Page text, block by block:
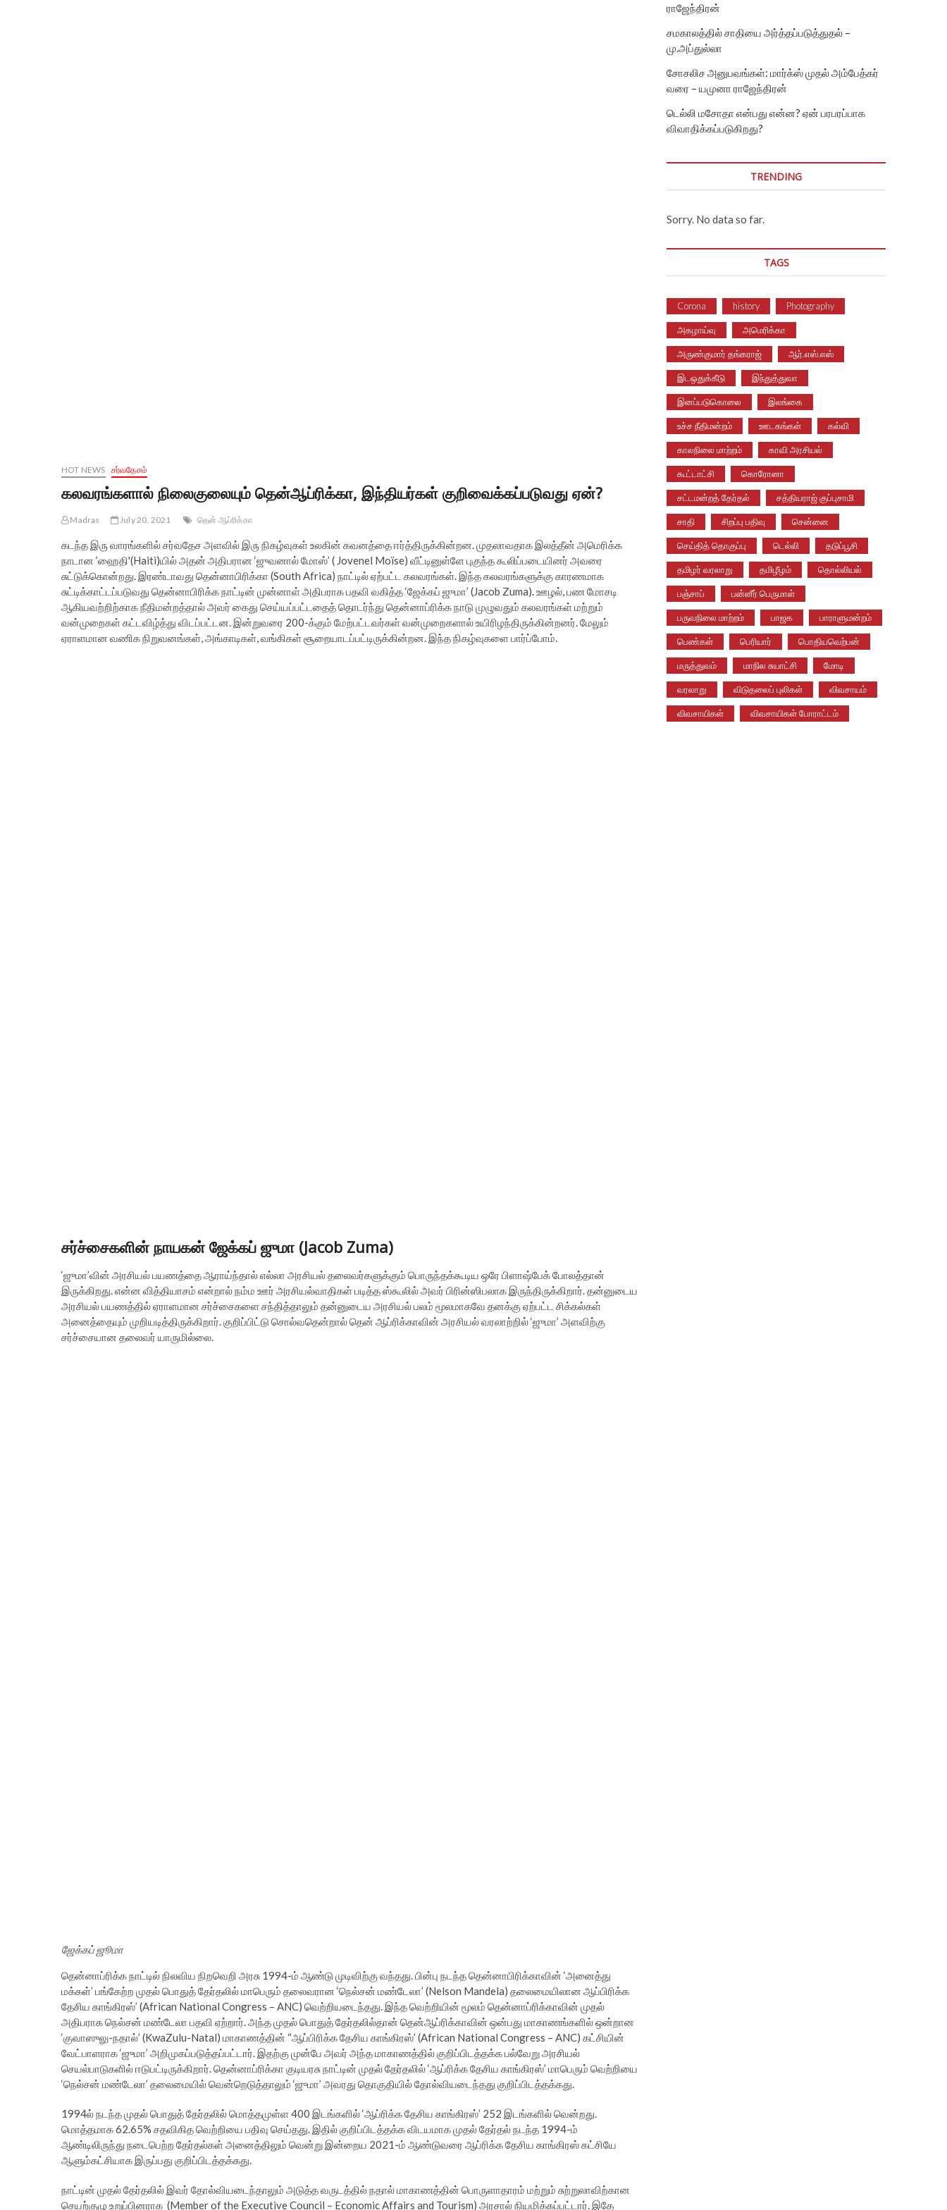
HOT NEWS சர்வதேசம்
கலவரங்களால் நிலைகுலையும் தென்ஆப்ரிக்கா, இந்தியர்கள் குறிவைக்கப்படுவது ஏன்?
Madras July 20, 2021 தென் ஆப்ரிக்கா
கடந்த இரு வாரங்களில் சர்வதேச அளவில் இரு நிகழ்வுகள் உலகின் கவனத்தை ஈர்த்திருக்கின்றன. முதலாவதாக இலத்தீன் அமெரிக்க
நாடான ‘ஹைதி'(Haiti)யில் அதன் அதிபரான ‘ஜுவனால் மோஸ்’ ( Jovenel Moïse) வீட்டினுள்ளே புகுந்த கூலிப்படையினர் அவரை
சுட்டுக்கொன்றது. இரண்டாவது தென்னாபிரிக்கா (South Africa) நாட்டில் ஏற்பட்ட கலவரங்கள். இந்த கலவரங்களுக்கு காரணமாக
சுட்டிக்காட்டப்படுவது தென்னாபிரிக்க நாட்டின் முன்னாள் அதிபராக பதவி வகித்த ‘ஜேக்கப் ஜுமா’ (Jacob Zuma). ஊழல், பண மோசடி
ஆகியவற்றிற்காக நீதிமன்றத்தால் அவர் கைது செய்யப்பட்டதைத் தொடர்ந்து தென்னாப்ரிக்க நாடு முழுவதும் கலவரங்கள் மற்றும்
வன்முறைகள் கட்டவிழ்த்து விடப்பட்டன. இன்றுவரை 200-க்கும் மேற்பட்டவர்கள் வன்முறைகளால் உயிரிழந்திருக்கின்றனர். மேலும்
ஏராளமான வணிக நிறுவனங்கள், அங்காடிகள், வங்கிகள் சூறையாடப்பட்டிருக்கின்றன. இந்த நிகழ்வுகளை பார்ப்போம்.
சர்ச்சைகளின் நாயகன் ஜேக்கப் ஜுமா (Jacob Zuma)
‘ஜுமா’வின் அரசியல் பயணத்தை ஆராய்ந்தால் எல்லா அரசியல் தலைவர்களுக்கும் பொருந்தக்கூடிய ஒரே பிளாஷ்பேக் போலத்தான்
இருக்கிறது. என்ன வித்தியாசம் என்றால் நம்ம ஊர் அரசியல்வாதிகள் படித்த ஸ்கூலில் அவர் பிரின்ஸிபலாக இருந்திருக்கிறார். தன்னுடைய
அரசியல் பயணத்தில் ஏராளமான சர்ச்சைகளை சந்தித்தாலும் தன்னுடைய அரசியல் பலம் மூலமாகவே தனக்கு ஏற்பட்ட சிக்கல்கள்
அனைத்தையும் முறியடித்திருக்கிறார். குறிப்பிட்டு சொல்வதென்றால் தென் ஆப்ரிக்காவின் அரசியல் வரலாற்றில் ‘ஜுமா’ அளவிற்கு
சர்ச்சையான தலைவர் யாருமில்லை.
ஜேக்கப் ஜூமா
தென்னாப்ரிக்க நாட்டில் நிலவிய நிறவெறி அரசு 1994-ம் ஆண்டு முடிவிற்கு வந்தது. பின்பு நடந்த தென்னாபிரிக்காவின் ‘அனைத்து
மக்கள்’ பங்கேற்ற முதல் பொதுத் தேர்தலில் மாபெரும் தலைவரான ‘நெல்சன் மண்டேலா’ (Nelson Mandela) தலைமையிலான ஆப்பிரிக்க
தேசிய காங்கிரஸ்’ (African National Congress – ANC) வெற்றியடைந்தது. இந்த வெற்றியின் மூலம் தென்னாப்ரிக்காவின் முதல்
அதிபராக நெல்சன் மண்டேலா பதவி ஏற்றார். அந்த முதல் பொதுத் தேர்தலில்தான் தென்ஆப்ரிக்காவின் ஒன்பது மாகாணங்களில் ஒன்றான
‘குவாஸுலு-நதால்’ (KwaZulu-Natal) மாகாணத்தின் “ஆப்பிரிக்க தேசிய காங்கிரஸ்’ (African National Congress – ANC) கட்சியின்
வேட்பாளராக ‘ஜுமா’ அறிமுகப்படுத்தப்பட்டார். இதற்கு முன்பே அவர் அந்த மாகாணத்தில் குறிப்பிடத்தக்க பல்வேறு அரசியல்
செயல்பாடுகளில் ஈடுபட்டிருக்கிறார். தென்னாப்ரிக்கா குடியரசு நாட்டின் முதல் தேர்தலில் ‘ஆப்ரிக்க தேசிய காங்கிரஸ்’ மாபெரும் வெற்றியை
‘நெல்சன் மண்டேலா’ தலைமையில் வென்றெடுத்தாலும் ‘ஜுமா’ அவரது தொகுதியில் தோல்வியடைந்தது குறிப்பிடத்தக்கது.
1994ல் நடந்த முதல் பொதுத் தேர்தலில் மொத்தமுள்ள 400 இடங்களில் ‘ஆப்ரிக்க தேசிய காங்கிரஸ்’ 252 இடங்களில் வென்றது.
மொத்தமாக 62.65% சதவிகித வெற்றியை பதிவு செய்தது. இதில் குறிப்பிடத்தக்க விடயமாக முதல் தேர்தல் நடந்த 1994-ம்
ஆண்டிலிருந்து நடைபெற்ற தேர்தல்கள் அனைத்திலும் வென்று இன்றைய 2021-ம் ஆண்டுவரை ஆப்ரிக்க தேசிய காங்கிரஸ் கட்சியே
ஆளும்கட்சியாக இருப்பது குறிப்பிடத்தக்கது.
நாட்டின் முதல் தேர்தலில் இவர் தோல்வியடைந்தாலும் அடுத்த வருடத்தில் நதால் மாகாணத்தின் பொருளாதாரம் மற்றும் சுற்றுலாவிற்கான
செயற்குழு உறுப்பினராக (Member of the Executive Council – Economic Affairs and Tourism) அரசால் நியமிக்கப்பட்டார். இதே
ராஜேந்திரன்
சமகாலத்தில் சாதியை அர்த்தப்படுத்துதல் –
மு.அப்துல்லா
சோசலிச அனுபவங்கள்: மார்க்ஸ் முதல் அம்பேத்கர்
வரை – யமுனா ராஜேந்திரன்
டெல்லி மசோதா என்பது என்ன? ஏன் பரபரப்பாக
விவாதிக்கப்படுகிறது?
TRENDING
Sorry. No data so far.
TAGS
Corona history Photography
அகழாய்வு அமெரிக்கா
அருண்குமார் தங்கராஜ் ஆர்.எஸ்.எஸ்
இடஒதுக்கீடு இந்துத்துவா
இனப்படுகொலை இலங்கை
உச்ச நீதிமன்றம் ஊடகங்கள் கல்வி
காலநிலை மாற்றம் காவி அரசியல்
கூட்டாட்சி கொரோனா
சட்டமன்றத் தேர்தல் சத்தியராஜ் குப்புசாமி
சாதி சிறப்பு பதிவு சென்னை
செய்தித் தொகுப்பு டெல்லி தடுப்பூசி
தமிழர் வரலாறு தமிழீழம் தொல்லியல்
பஞ்சாப் பன்னீர் பெருமாள்
பருவநிலை மாற்றம் பாஜக பாராளுமன்றம்
பெண்கள் பெரியார் பொதியவெற்பன்
மருத்துவம் மாநில சுயாட்சி மோடி
வரலாறு விடுதலைப் புலிகள் விவசாயம்
விவசாயிகள் விவசாயிகள் போராட்டம்